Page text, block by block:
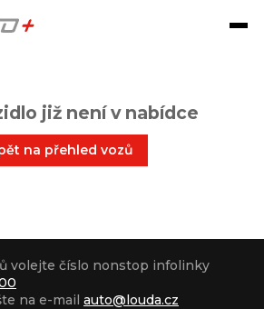
již není v nabídce
na přehled vozů
volejte číslo nonstop infolinky
na e-mail auto@louda.cz